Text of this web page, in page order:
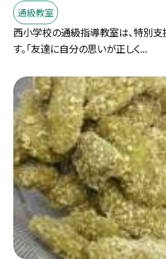
通級教室
西小学校の通級指導教室は、特別
す。「友達に自分の思いが正しく...